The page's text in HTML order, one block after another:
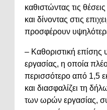
καθιστώντας τις
και δίνοντας στις
προσφέρουν
– Καθοριστική
εργασίας, η οποία
περισσότερο από 1,5
και διασφαλίζει τη
των ωρών εργασίας,